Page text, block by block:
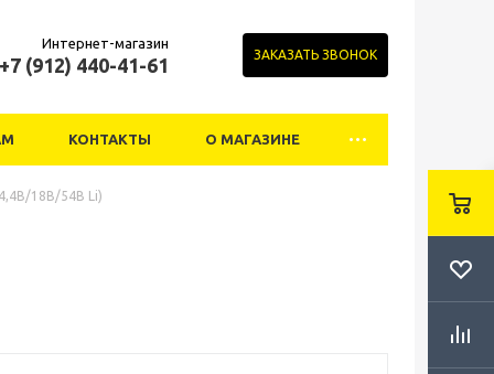
Интернет-магазин
+7 (912) 440-41-61 ЗАКАЗАТЬ ЗВОНОК
КОНТАКТЫ О МАГАЗИНЕ
18В/54В Li)